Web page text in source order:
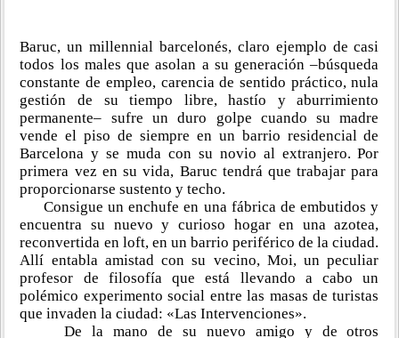
Baruc, un millennial barcelonés, claro ejemplo de casi
todos los males que asolan a su generación –búsqueda
constante de empleo, carencia de sentido práctico, nula
gestión de su tiempo libre, hastío y aburrimiento
permanente– sufre un duro golpe cuando su madre
vende el piso de siempre en un barrio residencial de
Barcelona y se muda con su novio al extranjero. Por
primera vez en su vida, Baruc tendrá que trabajar para
proporcionarse sustento y techo.
Consigue un enchufe en una fábrica de embutidos y
encuentra su nuevo y curioso hogar en una azotea,
reconvertida en loft, en un barrio periférico de la ciudad.
Allí entabla amistad con su vecino, Moi, un peculiar
profesor de filosofía que está llevando a cabo un
polémico experimento social entre las masas de turistas
que invaden la ciudad: «Las Intervenciones».
De la mano de su nuevo amigo y de otros